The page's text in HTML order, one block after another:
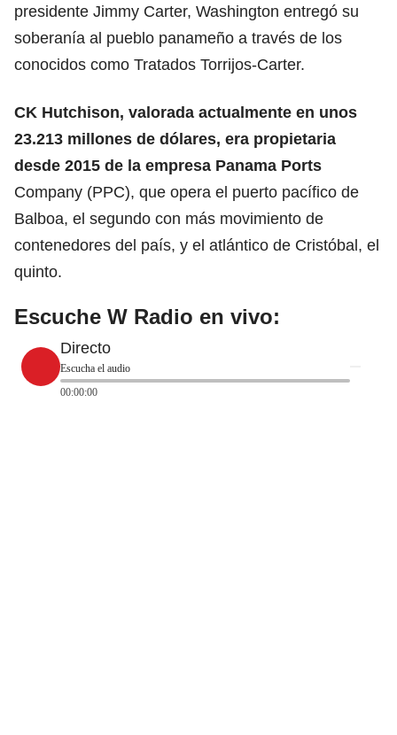
presidente Jimmy Carter, Washington entregó su
soberanía al pueblo panameño a través de los
conocidos como Tratados Torrijos-Carter.
CK Hutchison, valorada actualmente en unos
23.213 millones de dólares, era propietaria
desde 2015 de la empresa Panama Ports
Company (PPC), que opera el puerto pacífico de
Balboa, el segundo con más movimiento de
contenedores del país, y el atlántico de Cristóbal, el
quinto.
Escuche W Radio en vivo:
Directo
Escucha el audio
00:00:00